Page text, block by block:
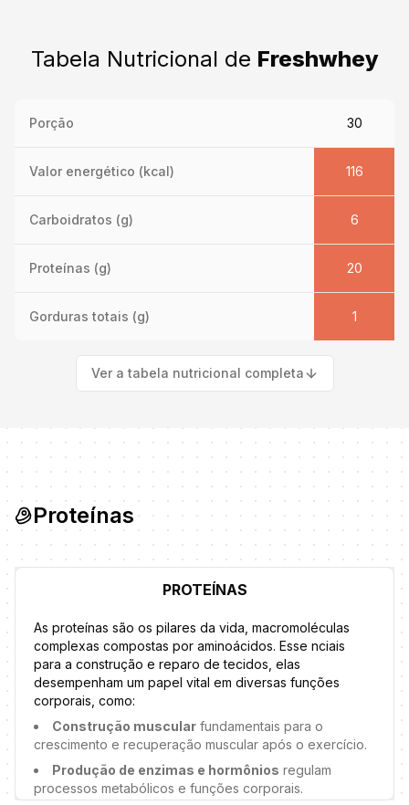
Tabela Nutricional de Freshwhey
Ver a tabela nutricional completa
Porção 30
Valor energético (kcal) 116
Carboidratos (g) 6
Proteínas (g) 20
Gorduras totais (g) 1
Proteínas
PROTEÍNAS
As proteínas são os pilares da vida, macromoléculas
complexas compostas por aminoácidos. Esse nciais
para a construção e reparo de tecidos, elas
desempenham um papel vital em diversas funções
corporais, como:
Construção muscular fundamentais para o
crescimento e recuperação muscular após o exercício.
Produção de enzimas e hormônios regulam
processos metabólicos e funções corporais.